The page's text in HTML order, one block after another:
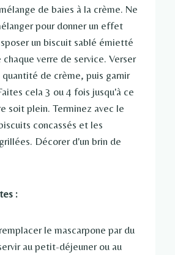
de baies à la crème. Ne
pour donner un effet
un biscuit sablé émietté
chaque verre de service. Verser
de crème, puis garnir
cela 3 ou 4 fois jusqu'à ce
soit plein. Terminez avec le
concassés et les
Décorer d'un brin de
:
le mascarpone par du
au petit-déjeuner ou au